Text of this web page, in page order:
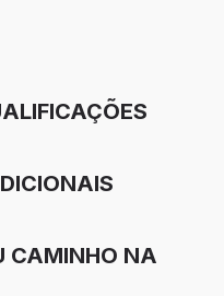
CAMINHO NA